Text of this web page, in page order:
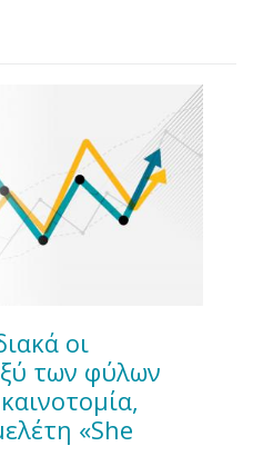
οι
των φύλων
«She